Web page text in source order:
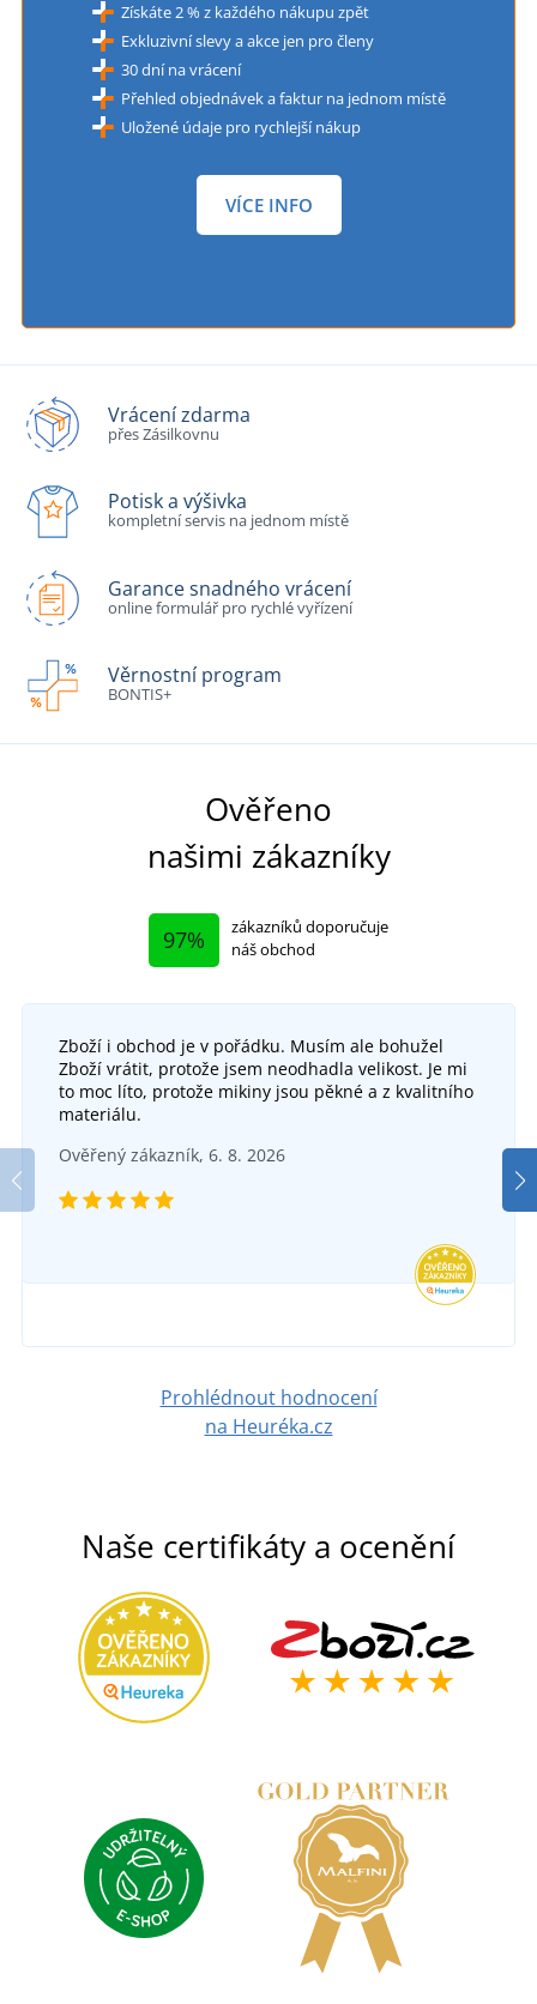
Získáte 2 % z každého nákupu zpět
Exkluzivní slevy a akce jen pro členy
30 dní na vrácení
Přehled objednávek a faktur na jednom místě
Uložené údaje pro rychlejší nákup
VÍCE INFO
Vrácení zdarma
přes Zásilkovnu
Potisk a výšivka
kompletní servis na jednom místě
Garance snadného vrácení
online formulář pro rychlé vyřízení
Věrnostní program
BONTIS+
Ověřeno
našimi zákazníky
97%
zákazníků doporučuje
náš obchod
Zboží i obchod je v pořádku. Musím ale bohužel
Zboží vrátit, protože jsem neodhadla velikost. Je mi
to moc líto, protože mikiny jsou pěkné a z kvalitního
materiálu.
Ověřený zákazník, 6. 8. 2026
Prohlédnout hodnocení
na Heuréka.cz
Naše certifikáty a ocenění